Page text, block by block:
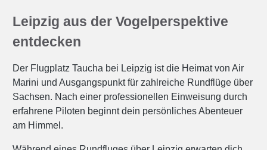
Leipzig aus der Vogelperspektive
entdecken
Der Flugplatz Taucha bei Leipzig ist die Heimat von Air
Marini und Ausgangspunkt für zahlreiche Rundflüge über
Sachsen. Nach einer professionellen Einweisung durch
erfahrene Piloten beginnt dein persönliches Abenteuer
am Himmel.